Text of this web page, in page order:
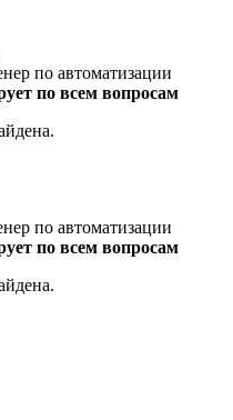
по автоматизации
по всем вопросам
по автоматизации
по всем вопросам